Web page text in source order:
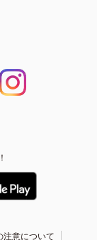
注意について